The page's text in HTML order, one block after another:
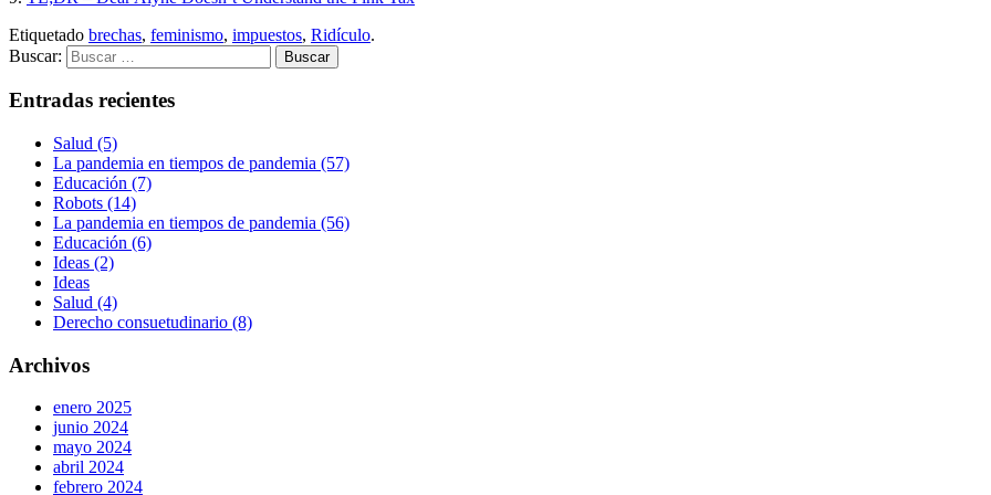
Etiquetado brechas, feminismo, impuestos, Ridículo.
Buscar:
Entradas recientes
Salud (5)
La pandemia en tiempos de pandemia (57)
Educación (7)
Robots (14)
La pandemia en tiempos de pandemia (56)
Educación (6)
Ideas (2)
Ideas
Salud (4)
Derecho consuetudinario (8)
Archivos
enero 2025
junio 2024
mayo 2024
abril 2024
febrero 2024